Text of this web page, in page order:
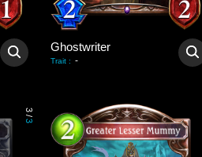
Ghostwriter
Trait : -
3
/
3